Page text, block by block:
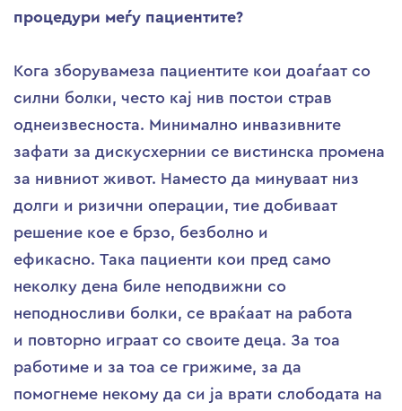
процедури меѓу пациентите?
Кога зборувамеза пациентите кои доаѓаат со
силни болки, често кај нив постои страв
однеизвесноста. Минимално инвазивните
зафати за дискусхернии се вистинска промена
за нивниот живот. Наместо да минуваат низ
долги и ризични операции, тие добиваат
решение кое е брзо, безболно и
ефикасно. Така пациенти кои пред само
неколку дена биле неподвижни со
неподносливи болки, се враќаат на работа
и повторно играат со своите деца. За тоа
работиме и за тоа се грижиме, за да
помогнеме некому да си ја врати слободата на